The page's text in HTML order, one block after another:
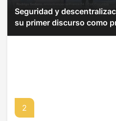
Seguridad y
su primer discurso como
2